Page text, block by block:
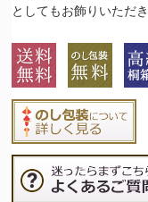
としてもお飾りいただ